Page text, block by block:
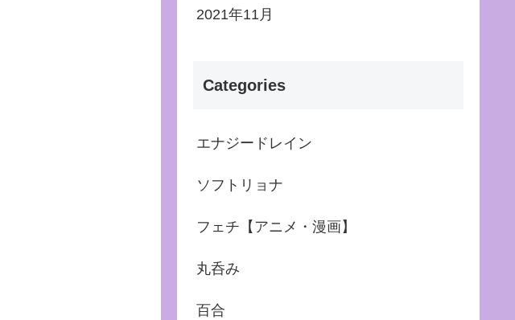
2021年11月
Categories
エナジードレイン
ソフトリョナ
フェチ【アニメ・漫画】
丸呑み
百合